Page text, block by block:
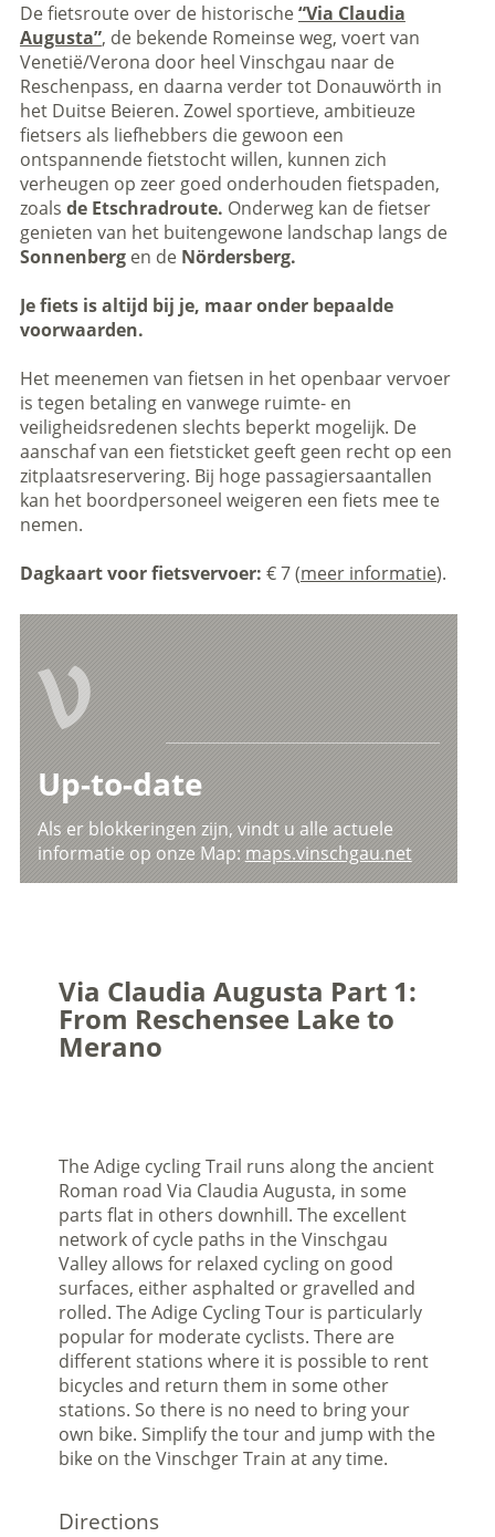
De fietsroute over de historische“Via Claudia
Augusta”, de bekende Romeinse weg, voert van
Venetië/Verona door heel Vinschgau naar de
Reschenpass, en daarna verder tot Donauwörth in
het Duitse Beieren. Zowel sportieve, ambitieuze
fietsers als liefhebbers die gewoon een
ontspannende fietstocht willen, kunnen zich
verheugen op zeer goed onderhouden fietspaden,
zoals de Etschradroute. Onderweg kan de fietser
genieten van het buitengewone landschap langs de
Sonnenbergen de Nördersberg.
Je fiets is altijd bij je, maar onder bepaalde
voorwaarden.
Het meenemen van fietsen in het openbaar vervoer
is tegen betaling en vanwege ruimte- en
veiligheidsredenen slechts beperkt mogelijk. De
aanschaf van een fietsticket geeft geen recht op een
zitplaatsreservering. Bij hoge passagiersaantallen
kan het boordpersoneel weigeren een fiets mee te
nemen.
Dagkaart voor fietsvervoer: € 7 (meer informatie).
V
Up-to-date
Als er blokkeringen zijn, vindt u alle actuele
informatie op onze Map: maps.vinschgau.net
Via Claudia Augusta Part 1:
From Reschensee Lake to
Merano
The Adige cycling Trail runs along the ancient
Roman road Via Claudia Augusta, in some
parts flat in others downhill. The excellent
network of cycle paths in the Vinschgau
Valley allows for relaxed cycling on good
surfaces, either asphalted or gravelled and
rolled. The Adige Cycling Tour is particularly
popular for moderate cyclists. There are
different stations where it is possible to rent
bicycles and return them in some other
stations. So there is no need to bring your
own bike. Simplify the tour and jump with the
bike on the Vinschger Train at any time.
Directions